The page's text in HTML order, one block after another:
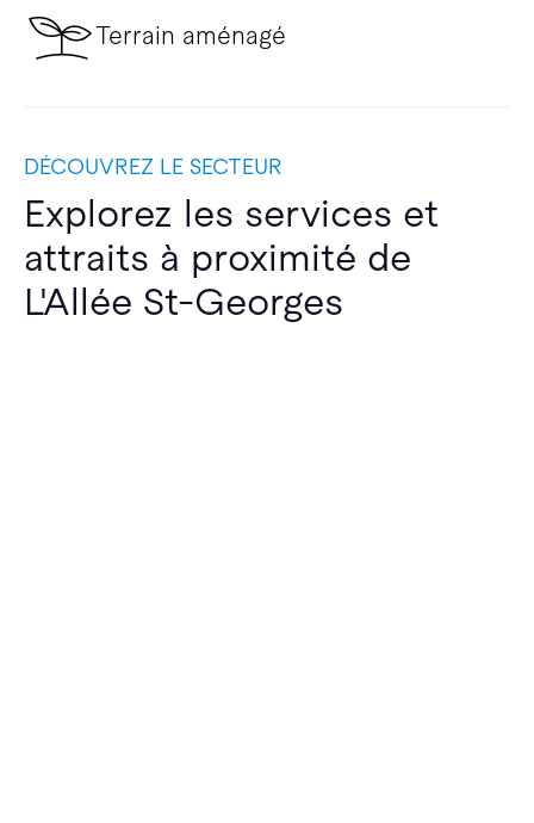
Terrain aménagé
DÉCOUVREZ LE SECTEUR
Explorez les services et
attraits à proximité de
L'Allée St-Georges